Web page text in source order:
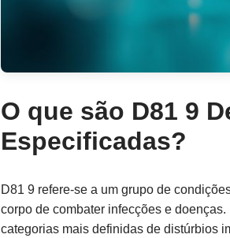
O que são D81 9
Especificadas?
D81 9 refere-se a um grupo de
corpo de combater infecções e
categorias mais definidas de distúrbios